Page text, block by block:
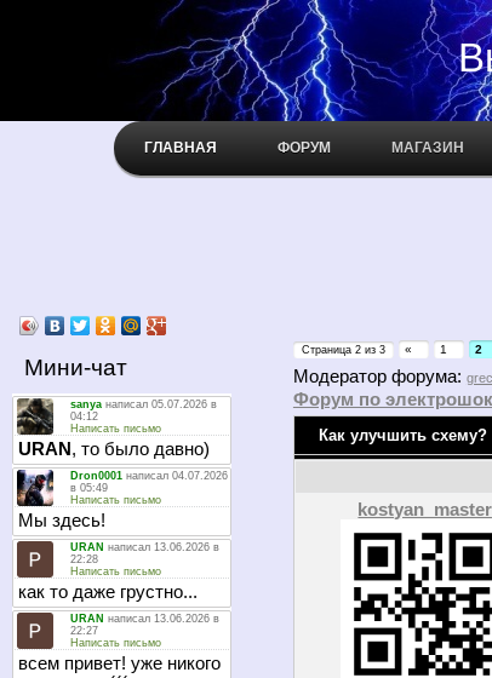
ГЛАВНАЯ ФОРУМ МАГАЗИН
Мини-чат
Страница 2из 3 « 1 2
Модератор форума:
Форум по
Как улучшить схему?
kostyan_master